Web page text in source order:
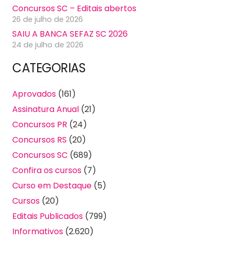
Concursos SC – Editais abertos
26 de julho de 2026
SAIU A BANCA SEFAZ SC 2026
24 de julho de 2026
CATEGORIAS
Aprovados (161)
Assinatura Anual (21)
Concursos PR (24)
Concursos RS (20)
Concursos SC (689)
Confira os cursos (7)
Curso em Destaque (5)
Cursos (20)
Editais Publicados (799)
Informativos (2.620)